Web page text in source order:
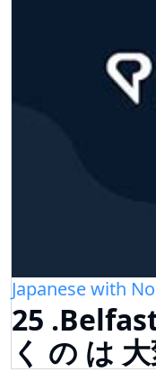
Japanese with
25
く の は 大